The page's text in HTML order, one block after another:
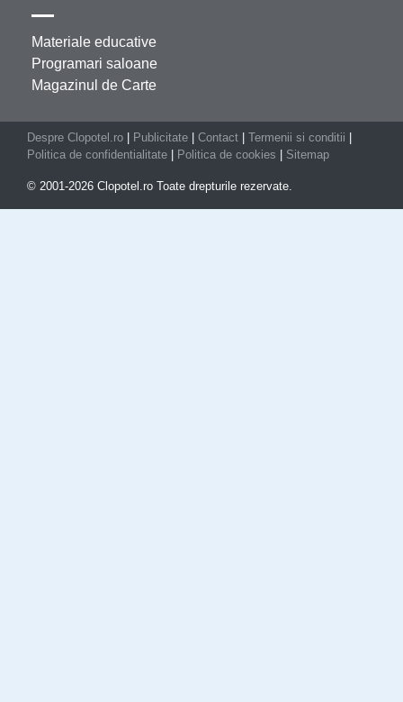
Materiale educative
Programari saloane
Magazinul de Carte
Despre Clopotel.ro Publicitate Contact Termenii si conditii
Politica de confidentialitate
Politica de cookies Sitemap
© 2001-2026 Clopotel.ro Toate drepturile rezervate.